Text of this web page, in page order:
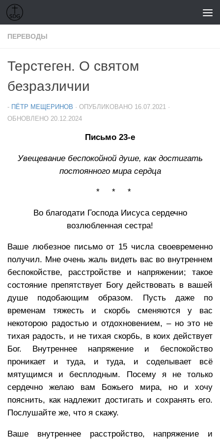
Перейти к содержимому
ПЕРЕВОДЫ
Терстеген. О святом
безразличии
- ПЁТР МЕЩЕРИНОВ · ОПУБЛИКОВАНО 16.07.2021 ·
ОБНОВЛЕНО 20.12.2024
Письмо 23-е
Увещевание беспокойной душе, как достигать
постоянного мира сердца
* * *
Во благодати Господа Иисуса сердечно
возлюбленная сестра!
Ваше любезное письмо от 15 числа своевременно
получил. Мне очень жаль видеть вас во внутреннем
беспокойстве, расстройстве и напряжении; такое
состояние препятствует Богу действовать в вашей
душе подобающим образом. Пусть даже по
временам тяжесть и скорбь сменяются у вас
некоторою радостью и отдохновением, – но это не
тихая радость, и не тихая скорбь, в коих действует
Бог. Внутреннее напряжение и беспокойство
проникает и туда, и туда, и соделывает всё
мятущимся и бесплодным. Посему я не только
сердечно желаю вам Божьего мира, но и хочу
пояснить, как надлежит достигать и сохранять его.
Послушайте же, что я скажу.
Ваше внутреннее расстройство, напряжение и